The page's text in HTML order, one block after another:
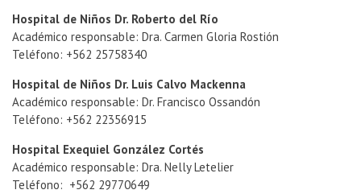
Hospital de Niños Dr. Roberto del Río
Académico responsable: Dra. Carmen Gloria Rostión
Teléfono: +562 25758340
Hospital de Niños Dr. Luis Calvo Mackenna
Académico responsable: Dr. Francisco Ossandón
Teléfono: +562 22356915
Hospital Exequiel González Cortés
Académico responsable: Dra. Nelly Letelier
Teléfono: +562 29770649